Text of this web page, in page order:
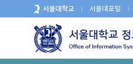
로
서울대학교 서울대포털